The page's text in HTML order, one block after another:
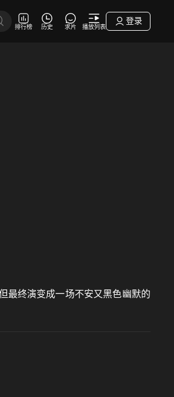
排行榜 历史 求片 播放列表
登录
最终演变成一场不安又黑色幽默的